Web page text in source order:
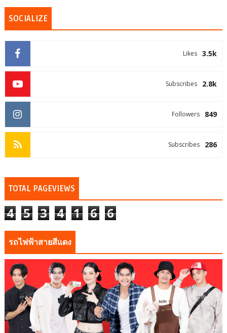
SOCIALIZE
3.5k
Likes
2.8k
Subscribes
849
Followers
286
Subscribes
TOTAL PAGEVIEWS
4 5 3 4 1 6 6
รถไฟฟ้าสายสีแดง